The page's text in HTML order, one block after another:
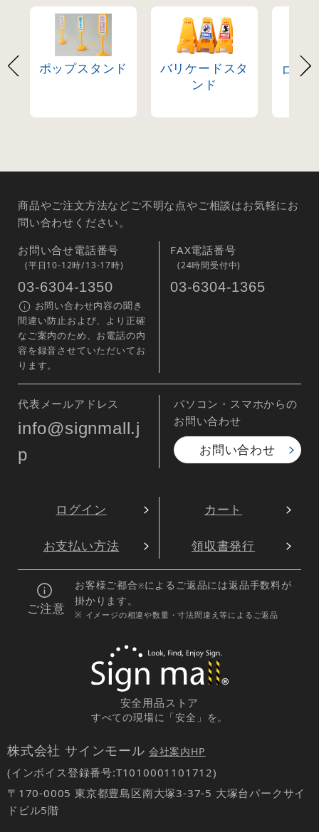
ポップスタンド
バリケードスタ
ンド
ロー
商品やご注文方法などご不明な点やご相談はお気軽にお
問い合わせください。
お問い合せ電話番号
(平日10-12時/13-17時)
03-6304-1350
お問い合わせ内容の聞き
間違い防止および、より正確
なご案内のため、お電話の内
容を録音させていただいてお
ります。
FAX電話番号
(24時間受付中)
03-6304-1365
代表メールアドレス
info@signmall.j
p
パソコン・スマホからの
お問い合わせ
お問い合わせ
ログイン カート
お支払い方法 領収書発行
ご注意
お客様ご都合※によるご返品には返品手数料が
掛かります。
※ イメージの相違や数量・寸法間違え等によるご返品
安全用品ストア
すべての現場に「安全」を。
株式会社 サインモール 会社案内HP
(インボイス登録番号:T1010001101712)
〒170-0005 東京都豊島区南大塚3-37-5 大塚台パークサイ
ドビル5階